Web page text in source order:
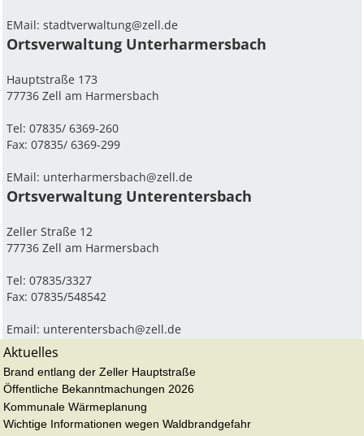
EMail:stadtverwaltung@zell.de
Ortsverwaltung Unterharmersbach
Hauptstraße 173
77736 Zell am Harmersbach
Tel: 07835/ 6369-260
Fax: 07835/ 6369-299
EMail: unterharmersbach@zell.de
Ortsverwaltung Unterentersbach
Zeller Straße 12
77736 Zell am Harmersbach
Tel: 07835/3327
Fax: 07835/548542
Email: unterentersbach@zell.de
Aktuelles
Brand entlang der Zeller Hauptstraße
Öffentliche Bekanntmachungen 2026
Kommunale Wärmeplanung
Wichtige Informationen wegen Waldbrandgefahr